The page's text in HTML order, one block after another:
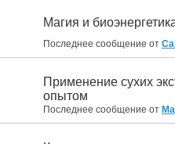
Магия и
Последнее сообщение от
Применение сухих
опытом
Последнее сообщение от